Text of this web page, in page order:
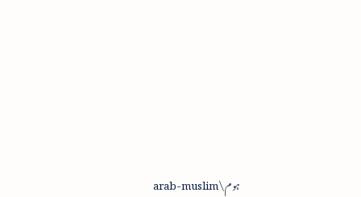
ہوم arab-muslim